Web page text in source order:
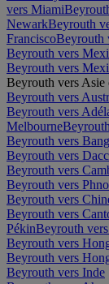
vers Miami
NewarkBeyrouth
FranciscoBeyrouth
Beyrouth vers
Beyrouth vers
Beyrouth vers Asie
Beyrouth vers
Beyrouth vers
Melbourne
Beyrouth vers
Beyrouth vers
Beyrouth vers
Beyrouth vers
Beyrouth vers
Beyrouth vers
PékinBeyrouth
Beyrouth vers
Beyrouth vers
Beyrouth vers Inde